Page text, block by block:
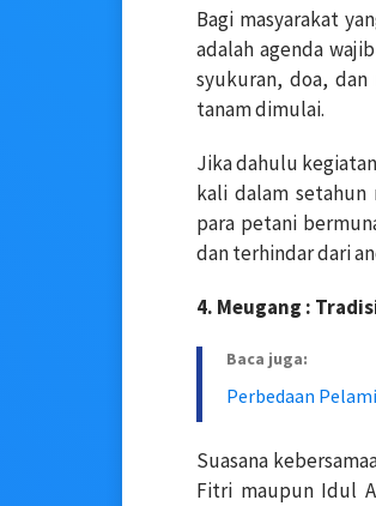
Bagi masyarakat
adalah agenda
syukuran, doa,
tanam dimulai.
Jika dahulu
kali dalam
para petani
dan terhindar dari
4. Meugang :
Baca juga:
Perbedaan
Suasana
Fitri maupun Idul